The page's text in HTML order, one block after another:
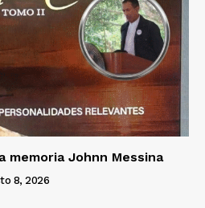
memoria Johnn Messina
8, 2026